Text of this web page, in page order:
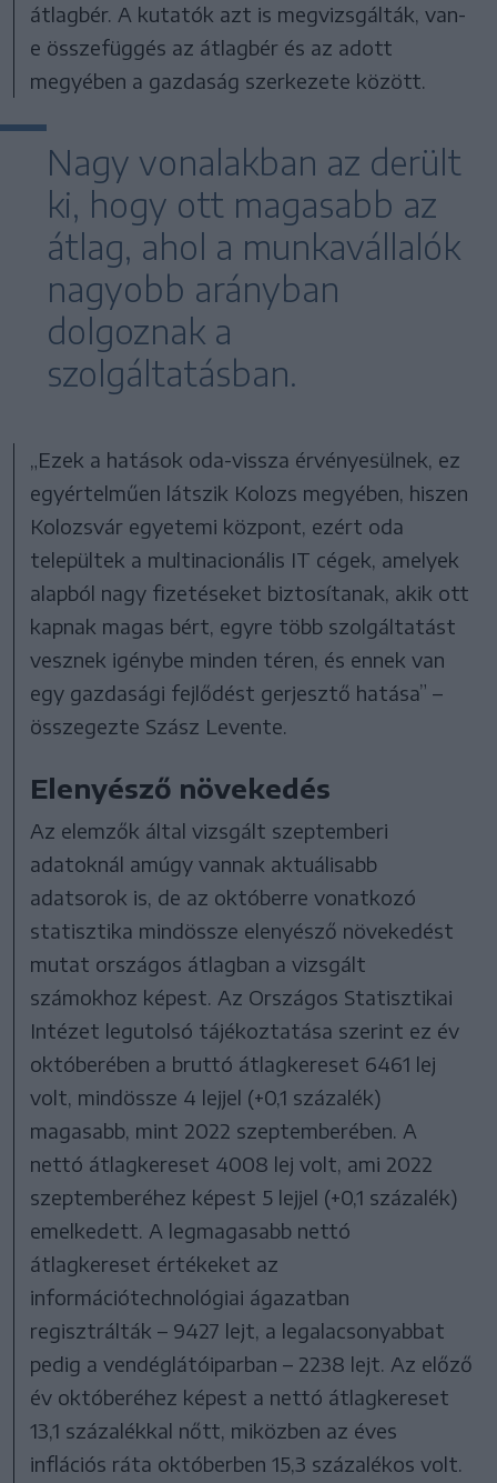
átlagbér. A kutatók azt is megvizsgálták, van-
e összefüggés az átlagbér és az adott
megyében a gazdaság szerkezete között.
Nagy vonalakban az derült
ki, hogy ott magasabb az
átlag, ahol a munkavállalók
nagyobb arányban
dolgoznak a
szolgáltatásban.
„Ezek a hatások oda-vissza érvényesülnek, ez
egyértelműen látszik Kolozs megyében, hiszen
Kolozsvár egyetemi központ, ezért oda
települtek a multinacionális IT cégek, amelyek
alapból nagy fizetéseket biztosítanak, akik ott
kapnak magas bért, egyre több szolgáltatást
vesznek igénybe minden téren, és ennek van
egy gazdasági fejlődést gerjesztő hatása” –
összegezte Szász Levente.
Elenyésző növekedés
Az elemzők által vizsgált szeptemberi
adatoknál amúgy vannak aktuálisabb
adatsorok is, de az októberre vonatkozó
statisztika mindössze elenyésző növekedést
mutat országos átlagban a vizsgált
számokhoz képest. Az Országos Statisztikai
Intézet legutolsó tájékoztatása szerint ez év
októberében a bruttó átlagkereset 6461 lej
volt, mindössze 4 lejjel (+0,1 százalék)
magasabb, mint 2022 szeptemberében. A
nettó átlagkereset 4008 lej volt, ami 2022
szeptemberéhez képest 5 lejjel (+0,1 százalék)
emelkedett. A legmagasabb nettó
átlagkereset értékeket az
információtechnológiai ágazatban
regisztrálták – 9427 lejt, a legalacsonyabbat
pedig a vendéglátóiparban – 2238 lejt. Az előző
év októberéhez képest a nettó átlagkereset
13,1 százalékkal nőtt, miközben az éves
inflációs ráta októberben 15,3 százalékos volt.